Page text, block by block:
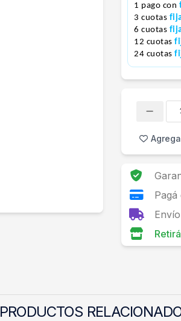
1 pago con
3 cuotas
6 cuotas
12 cuotas
24 cuotas
PRODUCTOS